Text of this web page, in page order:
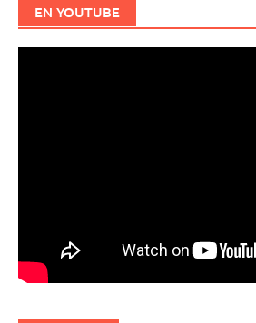
EN YOUTUBE